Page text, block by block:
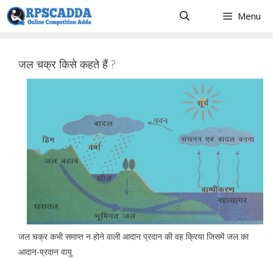
Skip
to
Menu
जल चक्र किसे कहते हैं ?
जल चक्र कभी समाप्त न होने वाली आदान प्रदान की वह क्रिया जिसमें जल का
आदान-प्रदान वायु